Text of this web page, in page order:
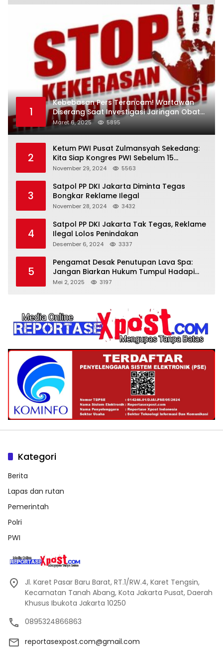
1
Kebebasan Pers Terancam! Wartawan
Diserang Saat Investigasi Jaringan Obat
Terlarang
Maret 6, 2025 5895
2
Ketum PWI Pusat Zulmansyah Sekedang:
Kita Siap Kongres PWI Sebelum 15
Desember 2024
November 29, 2024 5563
3
Satpol PP DKI Jakarta Diminta Tegas
Bongkar Reklame Ilegal
November 28, 2024 3432
4
Satpol PP DKI Jakarta Tak Tegas, Reklame
Ilegal Lolos Penindakan
Desember 6, 2024 3337
5
Pengamat Desak Penutupan Lava Spa:
Jangan Biarkan Hukum Tumpul Hadapi
‘Spa Berkedok
Mei 2, 2025 3197
Kategori
Berita
Lapas dan rutan
Pemerintah
Polri
PWI
Jl. Karet Pasar Baru Barat, RT.1/RW.4, Karet Tengsin,
Kecamatan Tanah Abang, Kota Jakarta Pusat, Daerah
Khusus Ibukota Jakarta 10250
0895324866863
reportasexpost.com@gmail.com